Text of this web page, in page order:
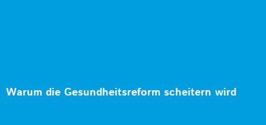
Warum die Gesundheitsreform scheitern wird